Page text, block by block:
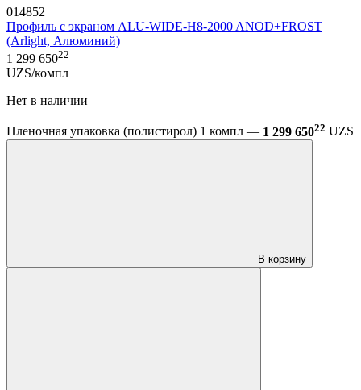
014852
Профиль с экраном ALU-WIDE-H8-2000 ANOD+FROST
(Arlight, Алюминий)
1 299 65022
UZS/компл
Нет в наличии
Пленочная упаковка (полистирол) 1 компл — 1 299 65022 UZS
В корзину